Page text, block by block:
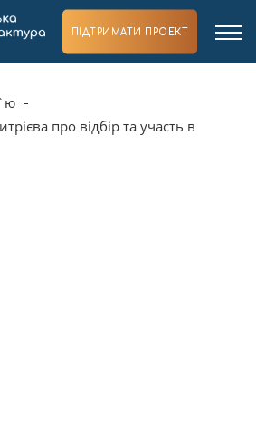
ПІДТРИМАТИ ПРОЕКТ
про відбір та участь в